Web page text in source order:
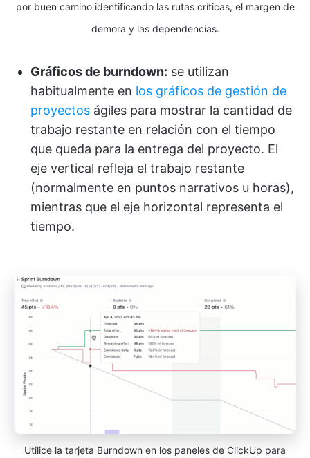
por buen camino identificando las rutas críticas, el margen de
demora y las dependencias.
Gráficos de burndown: se utilizan
habitualmente en los gráficos de gestión de
proyectos ágiles para mostrar la cantidad de
trabajo restante en relación con el tiempo
que queda para la entrega del proyecto. El
eje vertical refleja el trabajo restante
(normalmente en puntos narrativos u horas),
mientras que el eje horizontal representa el
tiempo.
Utilice la tarjeta Burndown en los paneles de ClickUp para